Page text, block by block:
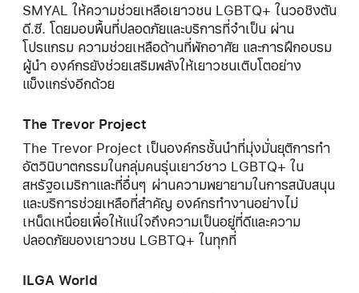
SMYAL ให้ความช่วยเหลือเยาวชน LGBTQ+ ในวอชิงตัน
ดี.ซี. โดยมอบพื้นที่ปลอดภัยและบริการที่จำเป็น ผ่าน
โปรแกรม ความช่วยเหลือด้านที่พักอาศัย และการฝึกอบรม
ผู้นำ องค์กรยังช่วยเสริมพลังให้เยาวชนเติบโตอย่าง
แข็งแกร่งอีกด้วย
The Trevor Project
The Trevor Project เป็นองค์กรชั้นนำที่มุ่งมั่นยุติการทำ
อัตวินิบาตกรรมในกลุ่มคนรุ่นเยาว์ชาว LGBTQ+ ใน
สหรัฐอเมริกาและที่อื่นๆ ผ่านความพยายามในการสนับสนุน
และบริการช่วยเหลือที่สำคัญ องค์กรทำงานอย่างไม่
เหน็ดเหนื่อยเพื่อให้แน่ใจถึงความเป็นอยู่ที่ดีและความ
ปลอดภัยของเยาวชน LGBTQ+ ในทุกที่
ILGA World